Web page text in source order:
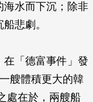
海水而下沉；除非
悲劇。
「德富事件」發
艘體積更大的韓
處在於，兩艘船